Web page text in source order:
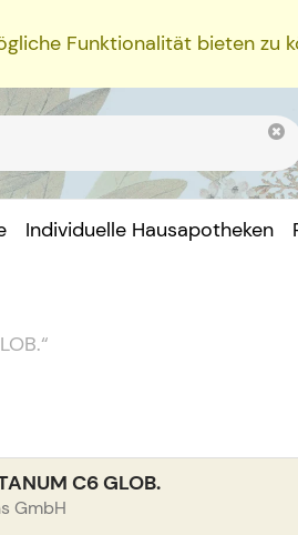
Funktionalität bieten zu
Individuelle Hausapotheken
“
C6 GLOB.
GmbH